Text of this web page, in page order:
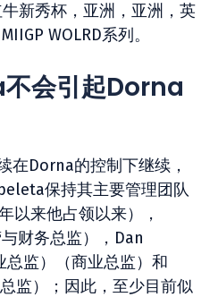
牛新秀杯，亚洲，亚洲，英
WOLRD系列。
会引起Dorna
在Dorna的控制下继续，
保持其主要管理团队
以来他占领以来），
财务总监），Dan
监）（商业总监）和
监）；因此，至少目前似